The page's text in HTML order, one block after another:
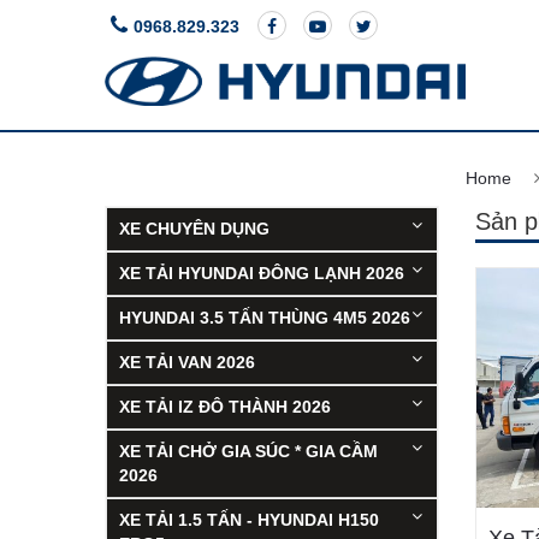
0968.829.323
Home
Sản
XE CHUYÊN DỤNG
XE TẢI HYUNDAI ĐÔNG LẠNH 2026
HYUNDAI 3.5 TẤN THÙNG 4M5 2026
XE TẢI VAN 2026
XE TẢI IZ ĐÔ THÀNH 2026
XE TẢI CHỞ GIA SÚC * GIA CẦM
2026
XE TẢI 1.5 TẤN - HYUNDAI H150